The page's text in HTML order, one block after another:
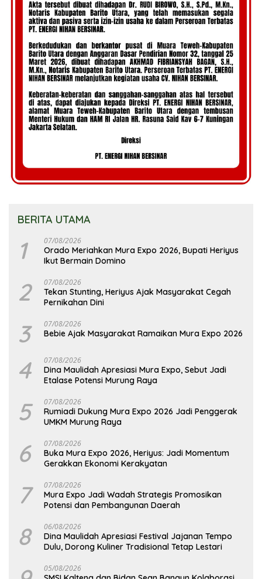
BERITA UTAMA
1 07/08/2026
Orado Meriahkan Mura Expo 2026, Bupati Heriyus
Ikut Bermain Domino
2 07/08/2026
Tekan Stunting, Heriyus Ajak Masyarakat Cegah
Pernikahan Dini
3 07/08/2026
Bebie Ajak Masyarakat Ramaikan Mura Expo 2026
4 07/08/2026
Dina Maulidah Apresiasi Mura Expo, Sebut Jadi
Etalase Potensi Murung Raya
5 07/08/2026
Rumiadi Dukung Mura Expo 2026 Jadi Penggerak
UMKM Murung Raya
6 07/08/2026
Buka Mura Expo 2026, Heriyus: Jadi Momentum
Gerakkan Ekonomi Kerakyatan
7 07/08/2026
Mura Expo Jadi Wadah Strategis Promosikan
Potensi dan Pembangunan Daerah
8 06/08/2026
Dina Maulidah Apresiasi Festival Jajanan Tempo
Dulu, Dorong Kuliner Tradisional Tetap Lestari
05/08/2026